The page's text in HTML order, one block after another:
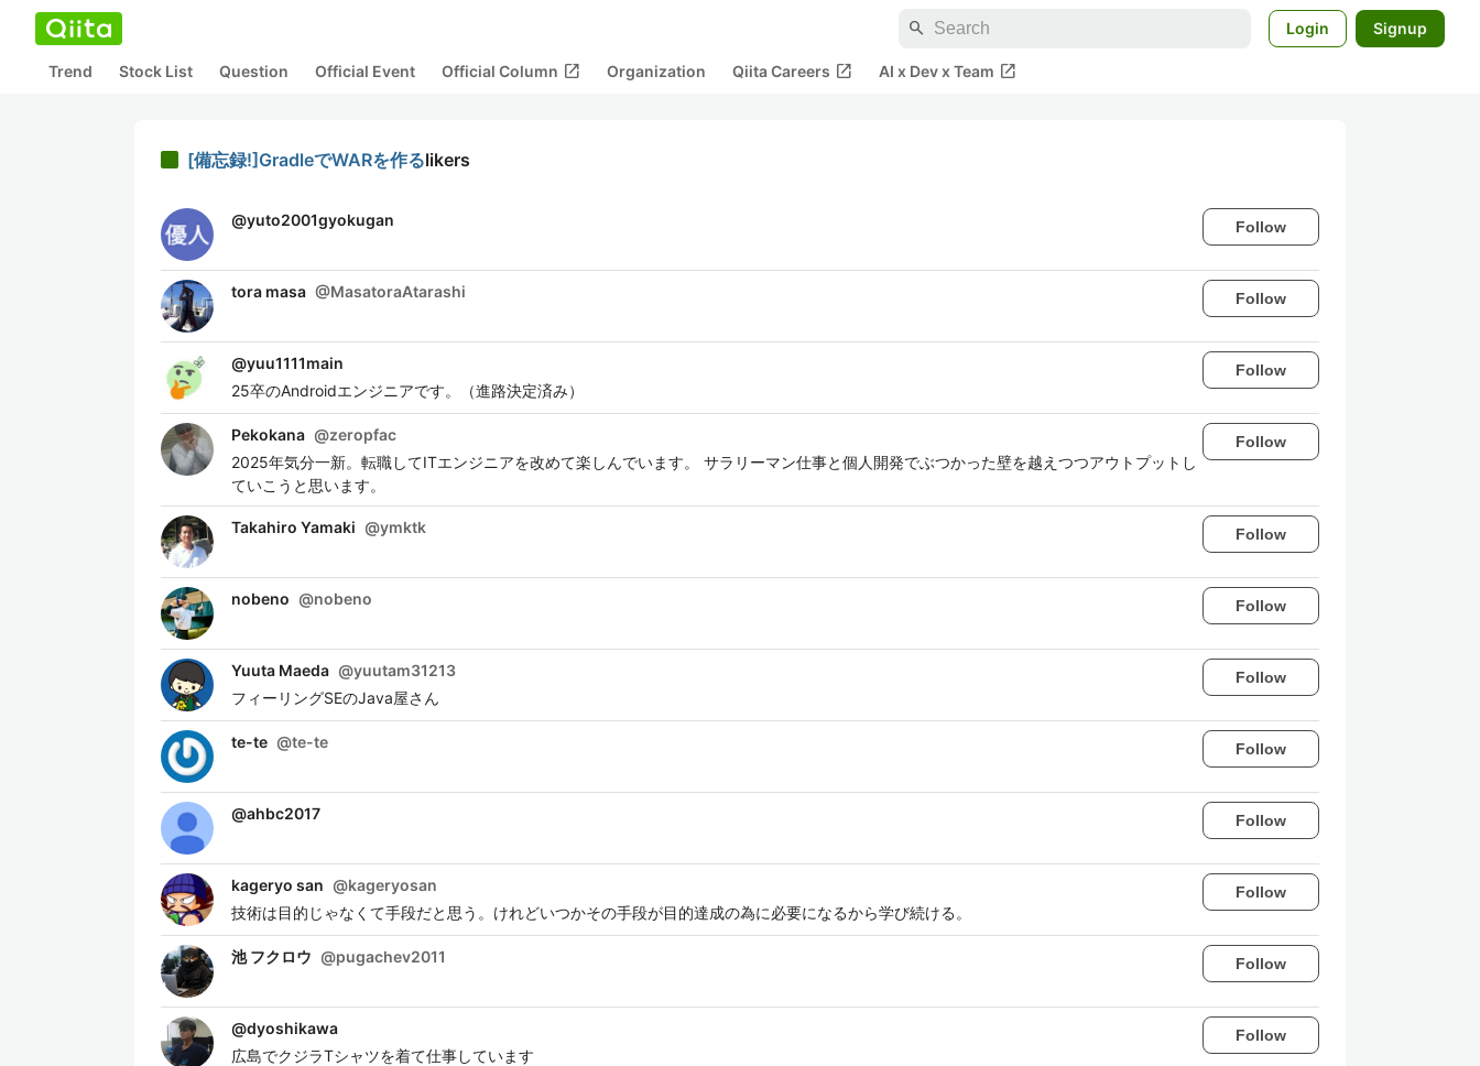
search Login Signup
Trend Stock List Question Official Event Official Column open_in_new Organization Qiita Careers open_in_new AI x Dev x Team open_in_new
[備忘録!]GradleでWARを作るlikers
@yuto2001gyokugan Follow
tora masa @MasatoraAtarashi Follow
@yuu1111main
25卒のAndroidエンジニアです。（進路決定済み）
Follow
Pekokana @zeropfac
2025年気分一新。転職してITエンジニアを改めて楽しんでいます。 サラリーマン仕事と個人開発でぶつかった壁を越えつつアウトプットし
ていこうと思います。
Follow
Takahiro Yamaki @ymktk Follow
nobeno @nobeno Follow
Yuuta Maeda @yuutam31213
フィーリングSEのJava屋さん
Follow
te-te @te-te Follow
@ahbc2017 Follow
kageryo san @kageryosan
技術は目的じゃなくて手段だと思う。けれどいつかその手段が目的達成の為に必要になるから学び続ける。
Follow
池 フクロウ @pugachev2011 Follow
@dyoshikawa
広島でクジラTシャツを着て仕事しています
Follow